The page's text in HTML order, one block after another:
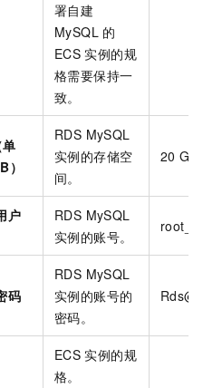
署自建
MySQL 的
ECS 实例的规
格需要保持一
致。
）
RDS MySQL
实例的存储空
间。
20 GB
户
RDS MySQL
实例的账号。
码
RDS MySQL
实例的账号的
密码。
ECS 实例的规
格。